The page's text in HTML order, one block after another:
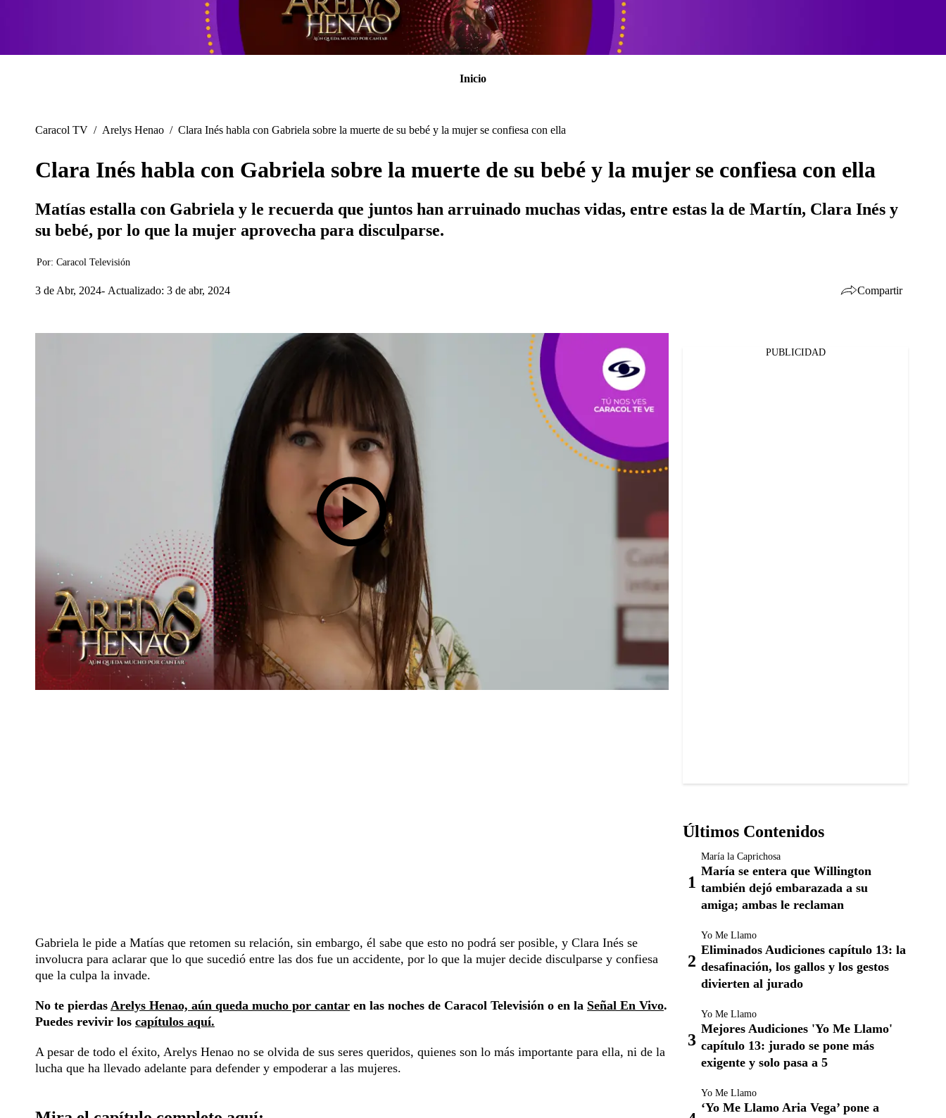
Inicio
Caracol TV / Arelys Henao / Clara Inés habla con Gabriela sobre la muerte de su bebé y la mujer se confiesa con ella
Clara Inés habla con Gabriela sobre la muerte de su bebé y la mujer se confiesa con ella
Matías estalla con Gabriela y le recuerda que juntos han arruinado muchas vidas, entre estas la de Martín, Clara Inés y
su bebé, por lo que la mujer aprovecha para disculparse.
Por: Caracol Televisión
3 de Abr, 2024 Actualizado: 3 de abr, 2024 Compartir
Gabriela le pide a Matías que retomen su relación, sin embargo, él sabe que esto no podrá ser posible, y Clara Inés se
involucra para aclarar que lo que sucedió entre las dos fue un accidente, por lo que la mujer decide disculparse y confiesa
que la culpa la invade.
No te pierdas Arelys Henao, aún queda mucho por cantar en las noches de Caracol Televisión o en la Señal En Vivo.
Puedes revivir los capítulos aquí.
A pesar de todo el éxito, Arelys Henao no se olvida de sus seres queridos, quienes son lo más importante para ella, ni de la
lucha que ha llevado adelante para defender y empoderar a las mujeres.
PUBLICIDAD
Últimos Contenidos
María la Caprichosa
María se entera que Willington
también dejó embarazada a su
amiga; ambas le reclaman
Yo Me Llamo
Eliminados Audiciones capítulo 13: la
desafinación, los gallos y los gestos
divierten al jurado
Yo Me Llamo
Mejores Audiciones 'Yo Me Llamo'
capítulo 13: jurado se pone más
exigente y solo pasa a 5
Yo Me Llamo
‘Yo Me Llamo Aria Vega’ pone a